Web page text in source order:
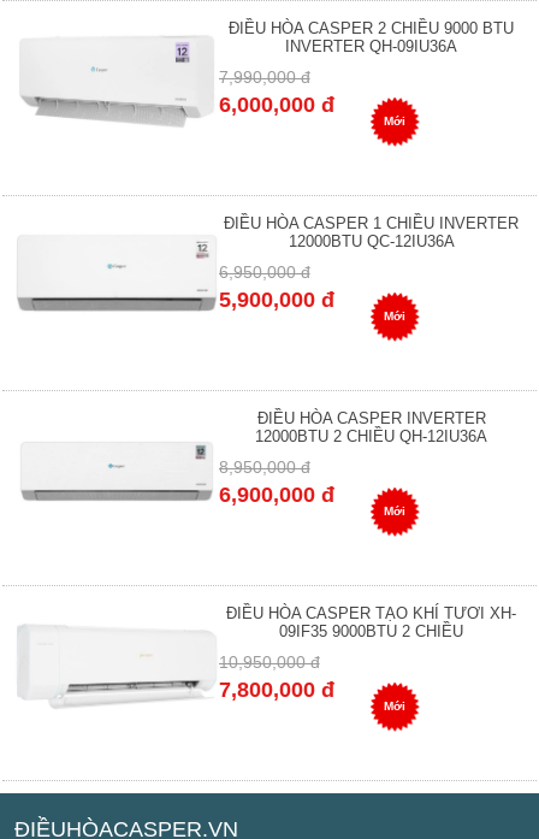
ĐIỀU HÒA CASPER 2 CHIỀU 9000 BTU
INVERTER QH-09IU36A
7,990,000 đ
6,000,000 đ
Mới
ĐIỀU HÒA CASPER 1 CHIỀU INVERTER
12000BTU QC-12IU36A
6,950,000 đ
5,900,000 đ
Mới
ĐIỀU HÒA CASPER INVERTER
12000BTU 2 CHIỀU QH-12IU36A
8,950,000 đ
6,900,000 đ
Mới
ĐIỀU HÒA CASPER TẠO KHÍ TƯƠI XH-
09IF35 9000BTU 2 CHIỀU
10,950,000 đ
7,800,000 đ
Mới
ĐIỀUHÒACASPER.VN